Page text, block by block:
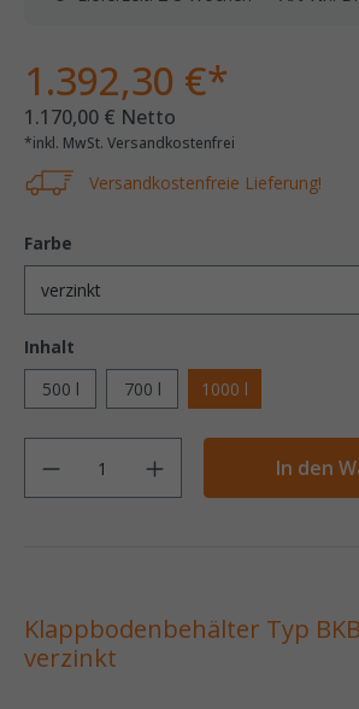
1.392,30 €*
1.170,00 € Netto
*inkl. MwSt. Versandkostenfrei
Versandkostenfreie Lieferung!
Farbe
Inhalt
500 l
700 l 1000 l
In den
Klappbodenbehälter Typ
verzinkt